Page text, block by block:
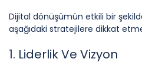
Dijital dönüşümün etkili bir
aşağıdaki stratejilere dikkat
1. Liderlik Ve Vizyon